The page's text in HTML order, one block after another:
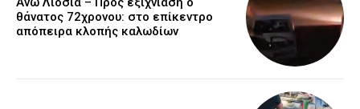
θάνατος 72χρονου: στο επίκεντρο
απόπειρα κλοπής καλωδίων